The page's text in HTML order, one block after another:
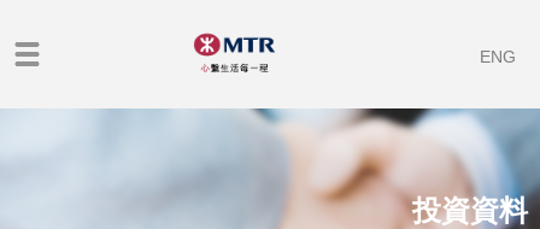
ENG
投資資料